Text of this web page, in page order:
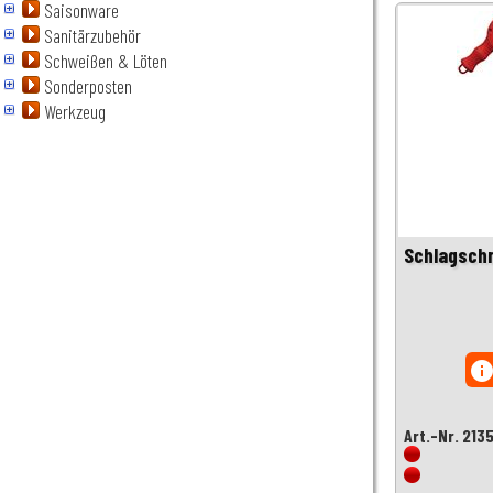
Saisonware
Sanitärzubehör
Schweißen & Löten
Sonderposten
Werkzeug
info
Art.-Nr.